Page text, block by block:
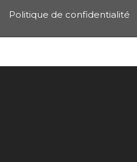
Politique de confidentialité